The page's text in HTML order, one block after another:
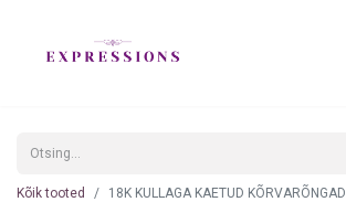
Kõik tooted 18K KULLAGA KAETUD KÕRVARÕNGAD